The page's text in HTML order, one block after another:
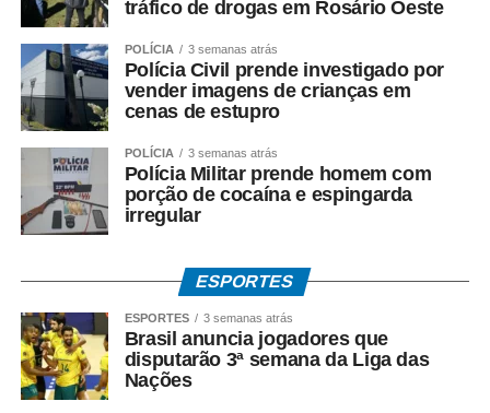
tráfico de drogas em Rosário Oeste
POLÍCIA 3 semanas atrás
Polícia Civil prende investigado por
vender imagens de crianças em
cenas de estupro
POLÍCIA 3 semanas atrás
Polícia Militar prende homem com
porção de cocaína e espingarda
irregular
ESPORTES
ESPORTES 3 semanas atrás
Brasil anuncia jogadores que
disputarão 3ª semana da Liga das
Nações